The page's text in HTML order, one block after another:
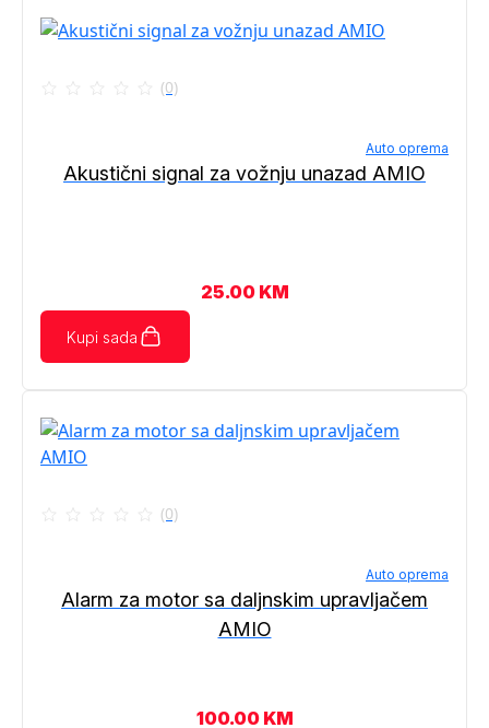
(0)
Auto oprema
Akustični signal za vožnju unazad AMIO
25.00 KM
Kupi sada
(0)
Auto oprema
Alarm za motor sa daljnskim upravljačem
AMIO
100.00 KM